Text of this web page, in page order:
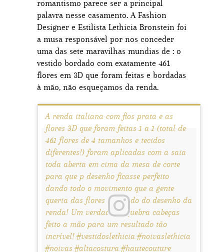
romantismo parece ser a principal
palavra nesse casamento. A Fashion
Designer e Estilista Lethicia Bronstein foi
a musa responsável por nos conceder
uma das sete maravilhas mundias de : o
vestido bordado com exatamente 461
flores em 3D que foram feitas e bordadas
à mão, não esqueçamos da renda.
A renda italiana com fios prata e as
flores 3D que foram feitas 1 a 1 (total de
461 flores de 4 tamanhos e tecidos
diferentes!) foram aplicadas com a saia
toda aberta em cima da mesa de corte
para que p desenho ficasse perfeito
dando todo o movimento que a gente
queria das flores brotando do desenho da
renda! Um verdadeiro quebra cabeças
feito a mão para um resultado tão
incrível! #vestidoslethicia #noivaslethicia
#noivas #altacostura #hautecouture